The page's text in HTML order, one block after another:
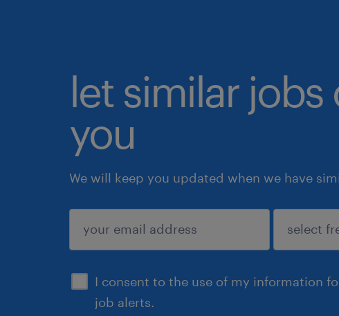
let similar
you
We will keep you updated when we have
I consent to the use of my information
job alerts.
submit